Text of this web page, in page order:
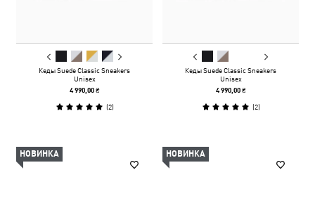
Кеды Suede Classic Sneakers
Unisex
4 990,00 ₴
(2)
Кеды Suede Classic Sneakers
Unisex
4 990,00 ₴
(2)
НОВИНКА НОВИНКА